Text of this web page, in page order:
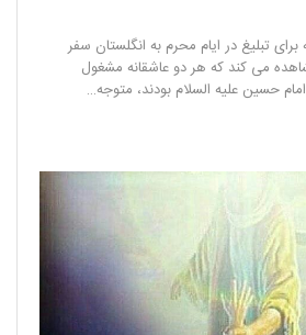
تبلیغ در ایام محرم به انگلستان سفر
می کند که هر دو عاشقانه مشغول
حسین علیه السلام بودند، متوجه…